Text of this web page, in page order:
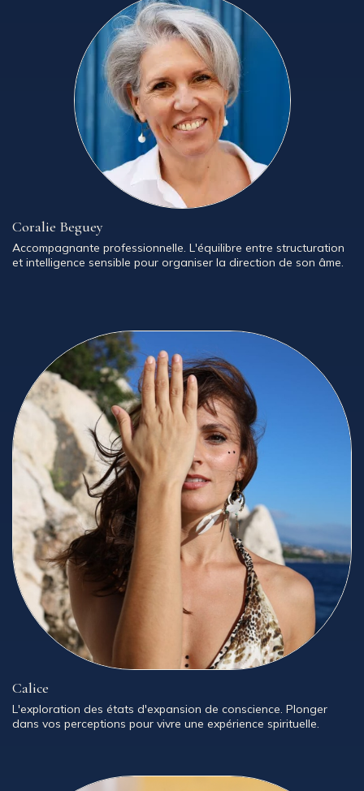
Coralie Beguey
Accompagnante professionnelle. L'équilibre entre structuration
et intelligence sensible pour organiser la direction de son âme.
Calice
L'exploration des états d'expansion de conscience. Plonger
dans vos perceptions pour vivre une expérience spirituelle.